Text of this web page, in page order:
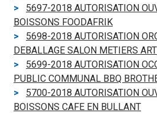
5697-2018 AUTORISATION
BOISSONS FOODAFRIK
5698-2018 AUTORISATION
DEBALLAGE SALON METIERS ART
5699-2018 AUTORISATION
PUBLIC COMMUNAL BBQ
5700-2018 AUTORISATION
BOISSONS CAFE EN BULLANT